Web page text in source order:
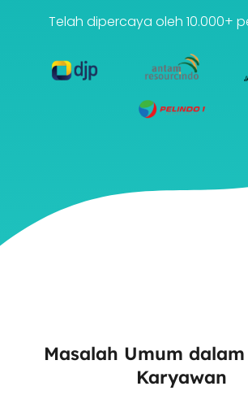
Telah dipercaya oleh 10.000+
Masalah Umum
Karyawan